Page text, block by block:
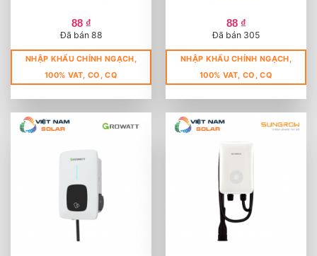
hạng5 5
sao
88 ₫
Đã bán 88
NHẬP KHẨU CHÍNH NGẠCH,
100% VAT, CO, CQ
hạng5 5
sao
88 ₫
Đã bán 305
NHẬP KHẨU CHÍNH NGẠCH,
100% VAT, CO, CQ